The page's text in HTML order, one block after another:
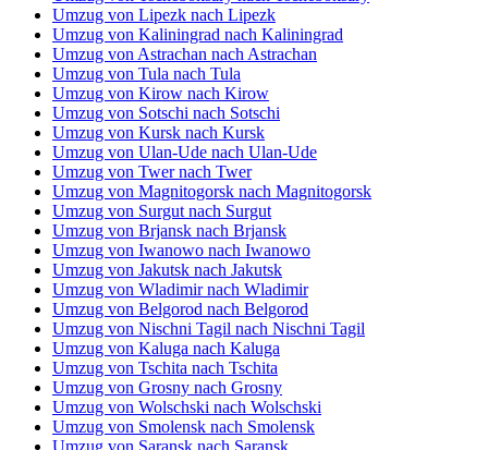
Umzug von Lipezk nach Lipezk
Umzug von Kaliningrad nach Kaliningrad
Umzug von Astrachan nach Astrachan
Umzug von Tula nach Tula
Umzug von Kirow nach Kirow
Umzug von Sotschi nach Sotschi
Umzug von Kursk nach Kursk
Umzug von Ulan-Ude nach Ulan-Ude
Umzug von Twer nach Twer
Umzug von Magnitogorsk nach Magnitogorsk
Umzug von Surgut nach Surgut
Umzug von Brjansk nach Brjansk
Umzug von Iwanowo nach Iwanowo
Umzug von Jakutsk nach Jakutsk
Umzug von Wladimir nach Wladimir
Umzug von Belgorod nach Belgorod
Umzug von Nischni Tagil nach Nischni Tagil
Umzug von Kaluga nach Kaluga
Umzug von Tschita nach Tschita
Umzug von Grosny nach Grosny
Umzug von Wolschski nach Wolschski
Umzug von Smolensk nach Smolensk
Umzug von Saransk nach Saransk